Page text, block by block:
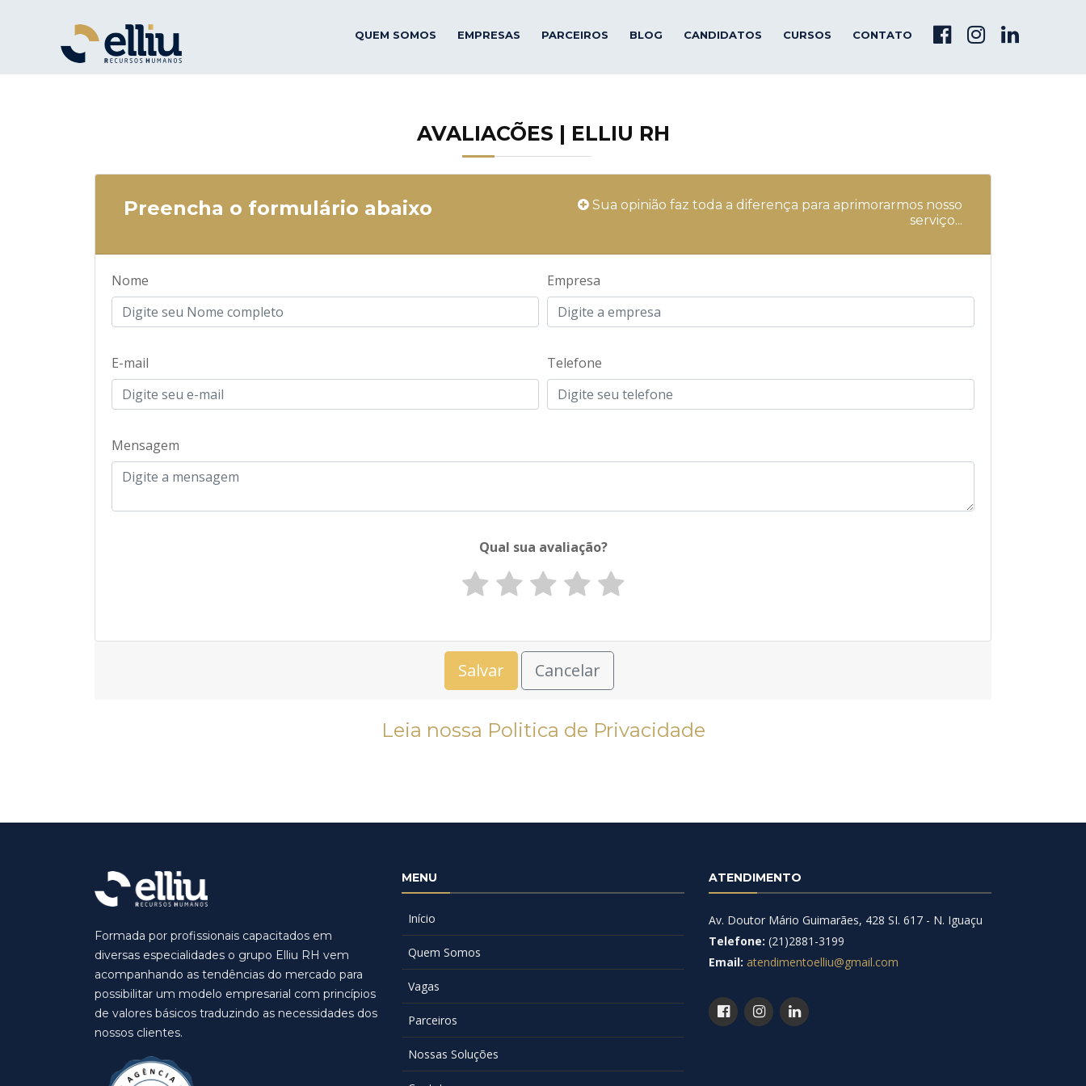
QUEM SOMOS EMPRESAS PARCEIROS BLOG CANDIDATOS CURSOS CONTATO
AVALIACÕES | ELLIU RH
Preencha o formulário abaixo
Sua opinião faz toda a diferença para aprimorarmos nosso
serviço...
Nome Empresa
E-mail Telefone
Mensagem
Qual sua avaliação?
Salvar Cancelar
Leia nossa Politica de Privacidade
Formada por profissionais capacitados em
diversas especialidades o grupo Elliu RH vem
acompanhando as tendências do mercado para
possibilitar um modelo empresarial com princípios
de valores básicos traduzindo as necessidades dos
nossos clientes.
MENU
Início
Quem Somos
Vagas
Parceiros
Nossas Soluções
ATENDIMENTO
Av. Doutor Mário Guimarães, 428 SI. 617 - N. Iguaçu
Telefone: (21)2881-3199
Email: atendimentoelliu@gmail.com